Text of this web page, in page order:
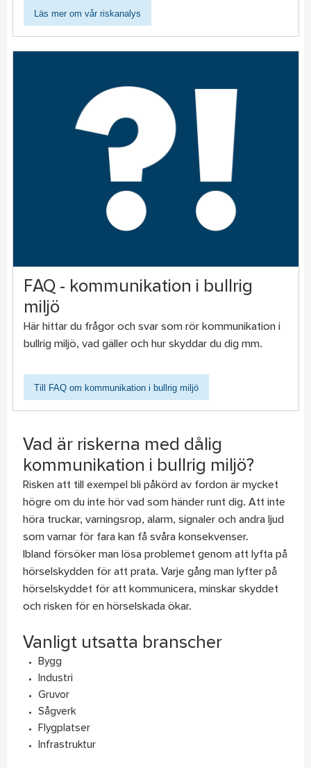
Läs mer om vår riskanalys
FAQ - kommunikation i bullrig
miljö
Här hittar du frågor och svar som rör kommunikation i
bullrig miljö, vad gäller och hur skyddar du dig mm.
Till FAQ om kommunikation i bullrig miljö
Vad är riskerna med dålig
kommunikation i bullrig miljö?
Risken att till exempel bli påkörd av fordon är mycket
högre om du inte hör vad som händer runt dig. Att inte
höra truckar, varningsrop, alarm, signaler och andra ljud
som varnar för fara kan få svåra konsekvenser.
Ibland försöker man lösa problemet genom att lyfta på
hörselskydden för att prata. Varje gång man lyfter på
hörselskyddet för att kommunicera, minskar skyddet
och risken för en hörselskada ökar.
Vanligt utsatta branscher
Bygg
Industri
Gruvor
Sågverk
Flygplatser
Infrastruktur